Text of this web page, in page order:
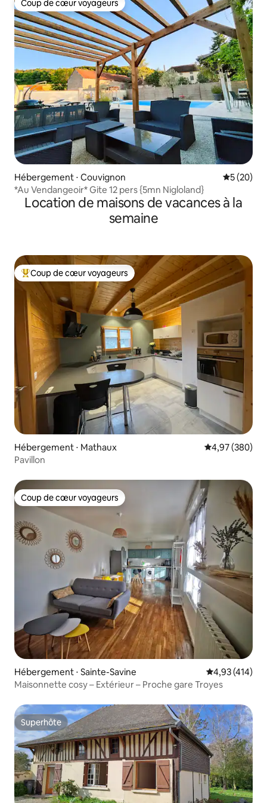
Coup de cœur voyageurs
Coup de cœur voyageurs
Hébergement ⋅ Couvignon
5 (20)
*Au Vendangeoir* Gite 12 pers {5mn Nigloland}
Location de maisons de vacances à la
semaine
Coups de cœur voyageurs les plus appréciés
Coup de cœur voyageurs
Hébergement ⋅ Mathaux Évaluation
4,97 (380)
Pavillon
Coup de cœur voyageurs
Coup de cœur voyageurs
Hébergement ⋅ Sainte-Savine Évaluation
4,93 (414)
Maisonnette cosy – Extérieur – Proche gare Troyes
Superhôte
Superhôte